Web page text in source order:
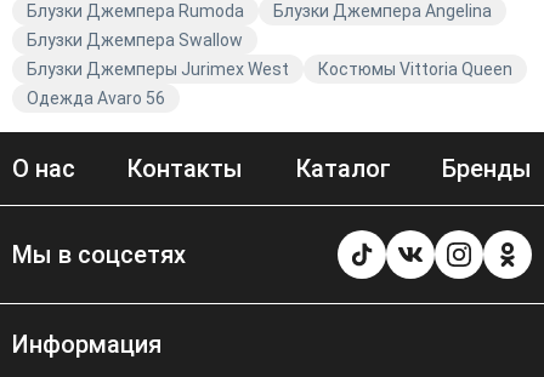
Блузки Джемпера Rumoda
Блузки Джемпера Angelina
Блузки Джемпера Swallow
Блузки Джемперы Jurimex West
Костюмы Vittoria Queen
Одежда Avaro 56
О нас Контакты Каталог Бренды
Мы в соцсетях
Информация